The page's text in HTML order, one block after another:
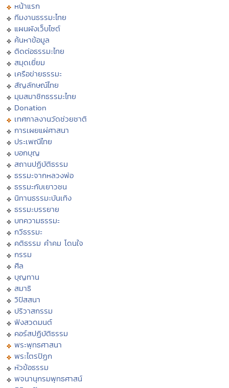
หน้าแรก
ทีมงานธรรมะไทย
แผนผังเว็บไซต์
ค้นหาข้อมูล
ติดต่อธรรมะไทย
สมุดเยี่ยม
เครือข่ายธรรมะ
สัญลักษณ์ไทย
มุมสมาชิกธรรมะไทย
Donation
เทศกาลงานวัดช่วยชาติ
การเผยแผ่ศาสนา
ประเพณีไทย
บอกบุญ
สถานปฏิบัติธรรม
ธรรมะจากหลวงพ่อ
ธรรมะกับเยาวชน
นิทานธรรมะบันเทิง
ธรรมะบรรยาย
บทความธรรมะ
กวีธรรมะ
คติธรรม คำคม โดนใจ
กรรม
ศีล
บุญทาน
สมาธิ
วิปัสสนา
ปริวาสกรรม
ฟังสวดมนต์
คอร์สปฏิบัติธรรม
พระพุทธศาสนา
พระไตรปิฏก
หัวข้อธรรม
พจนานุกรมพุทธศาสน์